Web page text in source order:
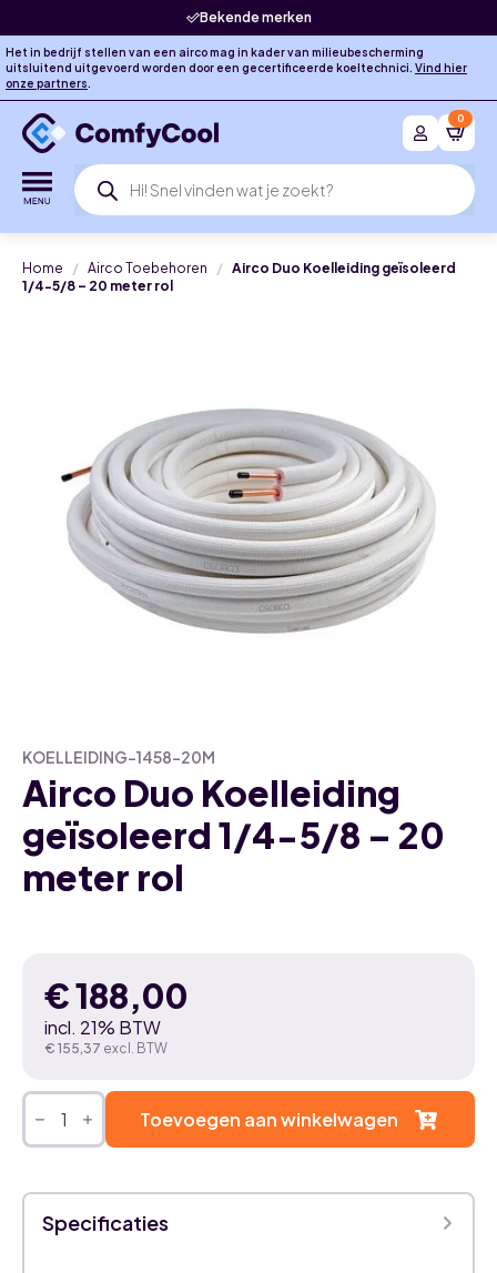
Bekende merken
Het in bedrijf stellen van een airco mag in kader van milieubescherming
uitsluitend uitgevoerd worden door een gecertificeerde koeltechnici. Vind hier
onze partners.
Producten
zoeken
0
Home Airco Toebehoren
Airco Duo Koelleiding geïsoleerd
1/4-5/8 – 20 meter rol
KOELLEIDING-1458-20M
Airco Duo Koelleiding
geïsoleerd 1/4-5/8 – 20
meter rol
€188,00
incl. 21% BTW
€ 155,37 excl. BTW
Airco
Duo
Koelleiding
geïsoleerd
5/8
-
20
meter
Toevoegen aan winkelwagen
Specificaties